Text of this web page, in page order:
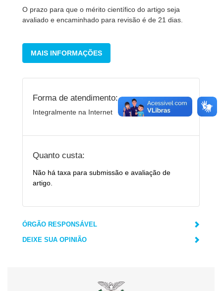
O prazo para que o mérito científico do artigo seja
avaliado e encaminhado para revisão é de 21 dias.
MAIS INFORMAÇÕES
Forma de atendimento:
Integralmente na Internet
Quanto custa:
Não há taxa para submissão e avaliação de
artigo.
ÓRGÃO RESPONSÁVEL
DEIXE SUA OPINIÃO